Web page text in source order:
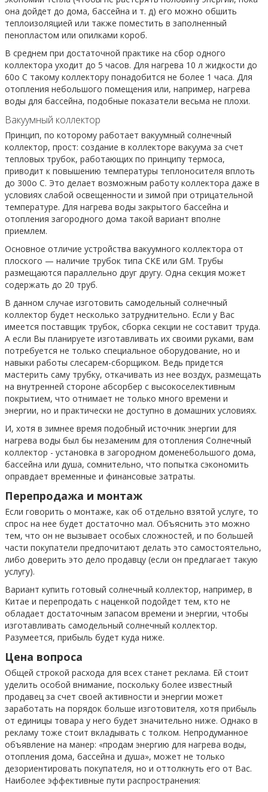
она дойдет до дома, бассейна и т. д) его можно обшить
теплоизоляцией или также поместить в заполненный
пенопластом или опилками короб.
В среднем при достаточной практике на сбор одного
коллектора уходит до 5 часов. Для нагрева 10 л жидкости до
60о C такому коллектору понадобится не более 1 часа. Для
отопления небольшого помещения или, например, нагрева
воды для бассейна, подобные показатели весьма не плохи.
Вакуумный коллектор
Принцип, по которому работает вакуумный солнечный
коллектор, прост: создание в коллекторе вакуума за счет
тепловых трубок, работающих по принципу термоса,
приводит к повышению температуры теплоносителя вплоть
до 300о C. Это делает возможным работу коллектора даже в
условиях слабой освещенности и зимой при отрицательной
температуре. Для нагрева воды закрытого бассейна и
отопления загородного дома такой вариант вполне
приемлем.
Основное отличие устройства вакуумного коллектора от
плоского — наличие трубок типа CKE или GM. Трубы
размещаются параллельно друг другу. Одна секция может
содержать до 20 труб.
В данном случае изготовить самодельный солнечный
коллектор будет несколько затруднительно. Если у Вас
имеется поставщик трубок, сборка секции не составит труда.
А если Вы планируете изготавливать их своими руками, вам
потребуется не только специальное оборудование, но и
навыки работы слесарем-сборщиком. Ведь придется
мастерить саму трубку, откачивать из нее воздух, размещать
на внутренней стороне абсорбер с высокоселективным
покрытием, что отнимает не только много времени и
энергии, но и практически не доступно в домашних условиях.
И, хотя в зимнее время подобный источник энергии для
нагрева воды был бы незаменим для отопления Солнечный
коллектор - установка в загородном доменебольшого дома,
бассейна или душа, сомнительно, что попытка сэкономить
оправдает временные и финансовые затраты.
Перепродажа и монтаж
Если говорить о монтаже, как об отдельно взятой услуге, то
спрос на нее будет достаточно мал. Объяснить это можно
тем, что он не вызывает особых сложностей, и по большей
части покупатели предпочитают делать это самостоятельно,
либо доверить это дело продавцу (если он предлагает такую
услугу).
Вариант купить готовый солнечный коллектор, например, в
Китае и перепродать с наценкой подойдет тем, кто не
обладает достаточным запасом времени и энергии, чтобы
изготавливать самодельный солнечный коллектор.
Разумеется, прибыль будет куда ниже.
Цена вопроса
Общей строкой расхода для всех станет реклама. Ей стоит
уделить особой внимание, поскольку более известный
продавец за счет своей активности и энергии может
заработать на порядок больше изготовителя, хотя прибыль
от единицы товара у него будет значительно ниже. Однако в
рекламу тоже стоит вкладывать с толком. Непродуманное
объявление на манер: «продам энергию для нагрева воды,
отопления дома, бассейна и душа», может не только
дезориентировать покупателя, но и оттолкнуть его от Вас.
Наиболее эффективные пути распространения: